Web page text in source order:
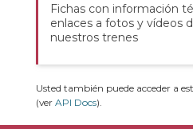
Fichas con información
enlaces a fotos y vídeos
nuestros trenes
Usted también puede acceder a
(ver API Docs).